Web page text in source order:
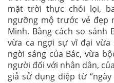
mặt trời thực chói lọi,
ngưỡng mộ trước vẻ đẹp
Minh. Bằng cách so sánh
vừa ca ngợi sự vĩ đại
ngời sáng của Bác, vừa
người đối với nhân dân,
giả sử dụng điệp từ